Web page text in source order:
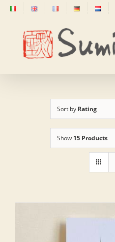
Skip
content
Sort by Rating
Show 15 Products